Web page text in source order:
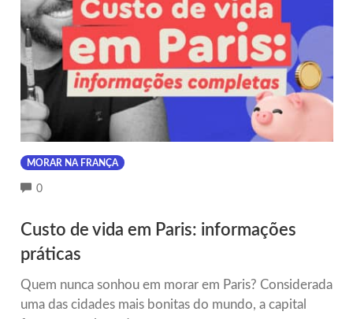
MORAR NA FRANÇA
0COMMENTS
Custo de vida em Paris: informações
práticas
Quem nunca sonhou em morar em Paris? Considerada
uma das cidades mais bonitas do mundo, a capital